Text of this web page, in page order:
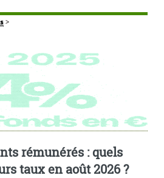
>
rémunérés : quels
taux en août 2026 ?